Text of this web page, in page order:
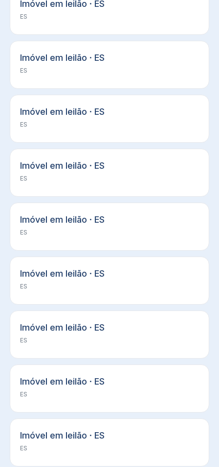
Imóvel em leilão · ES
ES
Imóvel em leilão · ES
ES
Imóvel em leilão · ES
ES
Imóvel em leilão · ES
ES
Imóvel em leilão · ES
ES
Imóvel em leilão · ES
ES
Imóvel em leilão · ES
ES
Imóvel em leilão · ES
ES
Imóvel em leilão · ES
ES